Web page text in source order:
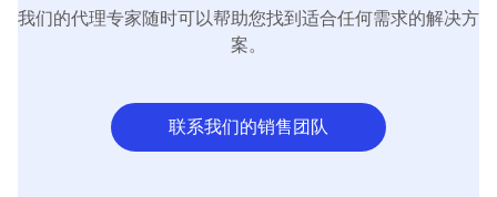
我们的代理专家随时可以帮助您找到适合任何需求的解决方
案。
联系我们的销售团队